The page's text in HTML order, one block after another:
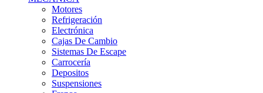
Motores
Refrigeración
Electrónica
Cajas De Cambio
Sistemas De Escape
Carrocería
Depositos
Suspensiones